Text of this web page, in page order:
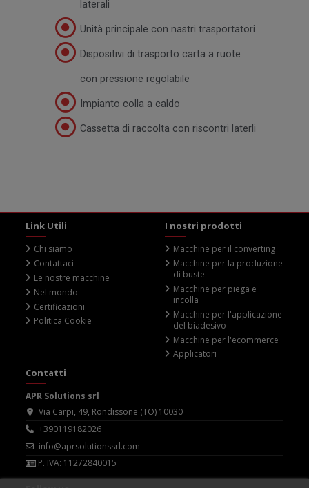
laterali
Unità principale con nastri trasportatori
Dispositivi di trasporto carta a ruote
con pressione regolabile
Impianto colla a caldo
Cassetta di raccolta con riscontri laterli
Link Utili
Chi siamo
Contattaci
Le nostre macchine
Nel mondo
Certificazioni
Politica Cookie
I nostri prodotti
Macchine per il converting
Macchine per la produzione
di buste
Macchine per piega e
incolla
Macchine per l'applicazione
del biadesivo
Macchine per l'ecommerce
Applicatori
Contatti
APR Solutions srl
Via Carpi, 49, Rondissone (TO) 10030
+390119182026
info@aprsolutionssrl.com
P. IVA: 11272840015